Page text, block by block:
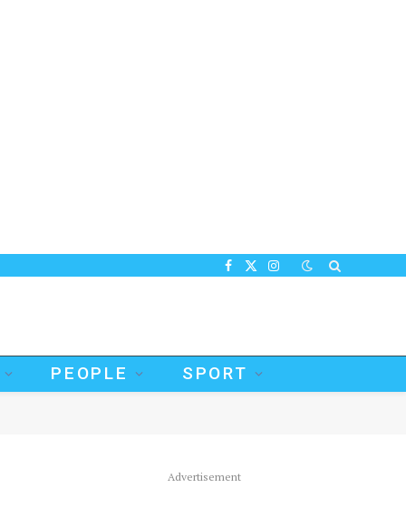
Facebook
X
Instagram
PEOPLE SPORT
Advertisement